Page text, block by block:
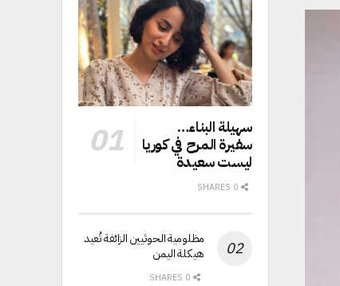
سهيلة البناء…
سفيرة المرح في كوريا
ليست سعيدة
مظلومية الحوثيين الزائفة تُعيد
هيكلة اليمن